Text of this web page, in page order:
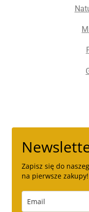
Zapisz się do
na pierwsze zakupy!